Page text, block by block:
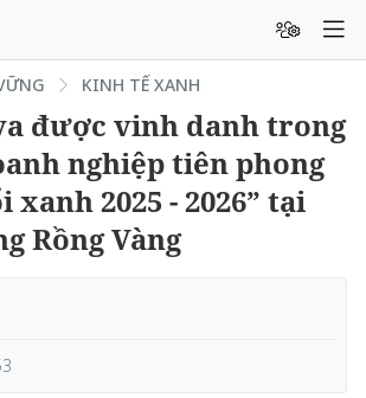
KINH TẾ XANH
được vinh danh trong
nghiệp tiên phong
xanh 2025 - 2026” tại
Rồng Vàng